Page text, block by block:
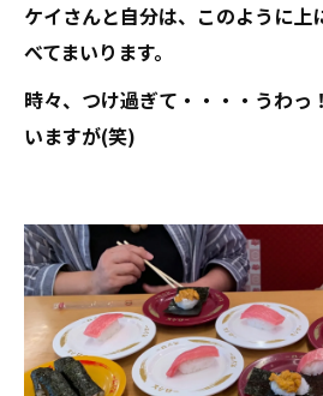
ケイさんと自分は、このように上
べてまいります。
時々、つけ過ぎて・・・・うわっ
いますが(笑)